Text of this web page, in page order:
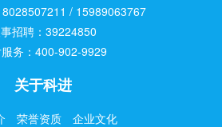
/ 15989063767
事招聘：39224850
务：400-902-9929
关于科进
荣誉资质
企业文化